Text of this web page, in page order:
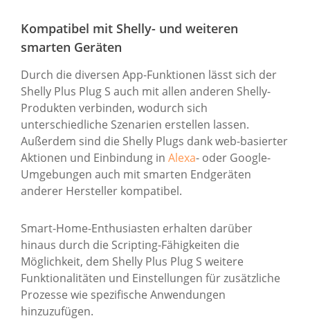
Kompatibel mit Shelly- und weiteren
smarten Geräten
Durch die diversen App-Funktionen lässt sich der
Shelly Plus Plug S auch mit allen anderen Shelly-
Produkten verbinden, wodurch sich
unterschiedliche Szenarien erstellen lassen.
Außerdem sind die Shelly Plugs dank web-basierter
Aktionen und Einbindung in Alexa- oder Google-
Umgebungen auch mit smarten Endgeräten
anderer Hersteller kompatibel.
Smart-Home-Enthusiasten erhalten darüber
hinaus durch die Scripting-Fähigkeiten die
Möglichkeit, dem Shelly Plus Plug S weitere
Funktionalitäten und Einstellungen für zusätzliche
Prozesse wie spezifische Anwendungen
hinzuzufügen.